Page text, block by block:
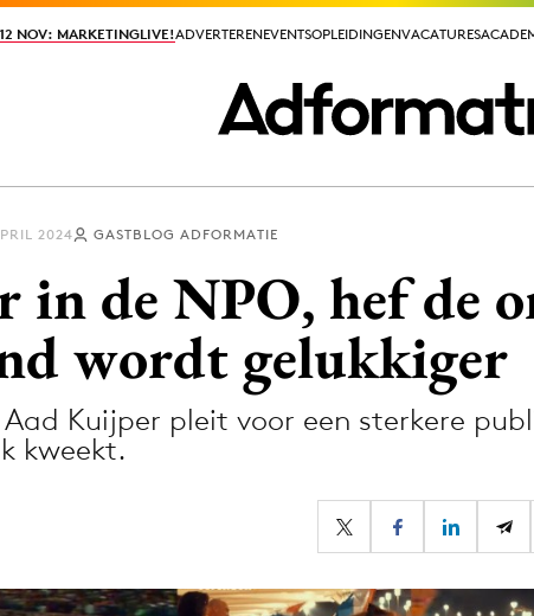
12 NOV: MARKETINGLIVE!ADVERTERENEVENTSOPLEIDINGENVACATURES
12 NOV: MARKETINGLIVE!ADVERTERENEVENTSOPLEIDINGENVACATURES
Design
Digital transformation
Influencer marketing
Media
PR
Programmatic
Reputatie &
2024 GASTBLOG ADFORMATIE
in de NPO, hef de
wordt gelukkiger
Kuijper pleit voor een sterkere
kweekt.